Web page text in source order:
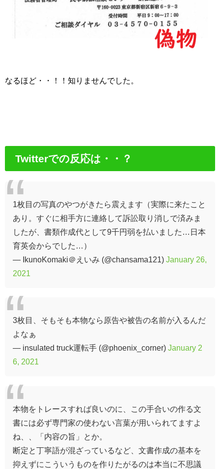
なるほど・・！！知りませんでした。
Twitterでの反応は・・？
1枚目の写真のやつがきたら震えます（実際に来たこと
あり。すぐに相手方に連絡して訴訟取り消しで済みま
したが、書類作成代として9千円弱を払いました…日本
育英会からでした…）
— IkunoKomaki＠えいみ (@chansama121) January 26,
2021
3枚目、そもそも本物なら原告や被告の名前が入るんだ
よなぁ
— insulated truck運転手 (@phoenix_corner) January 2
6, 2021
本物をトレースすれば良いのに、この手合いの作る文
書には必ず専門家の使わない言葉が用いられてますよ
ね、、「内容の旨」とか。
断定と丁寧語が混ざっているなど、文書作成の基本を
抑えずにこういうものを作りたがるのは本当に不思議